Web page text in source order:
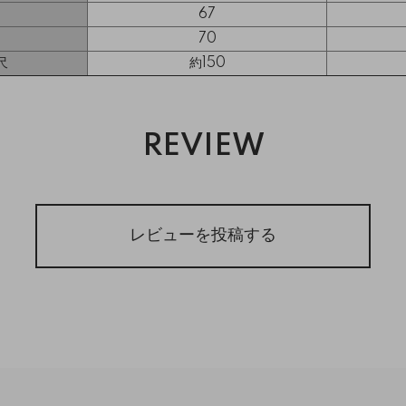
67
70
約150
REVIEW
レビューを投稿する